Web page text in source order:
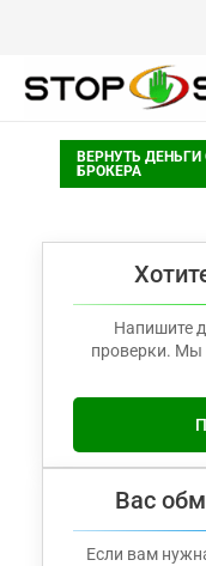
ВЕРНУТЬ ДЕНЬГИ
БРОКЕРА
Напишите
проверки. Мы
Вас
Если вам